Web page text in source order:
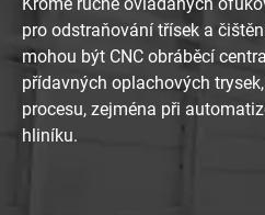
pro odstraňování třísek a
mohou být CNC obráběcí
přídavných oplachových
procesu, zejména při
hliníku.